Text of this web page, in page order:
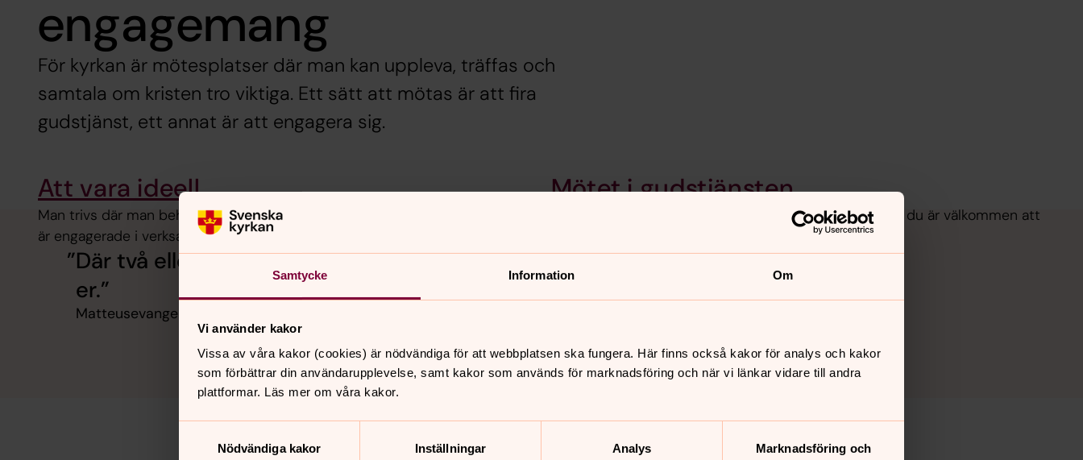
Samtycke Information Om
Vi använder kakor
Vissa av våra kakor (cookies) är nödvändiga för att webbplatsen ska fungera. Här finns också kakor för analys och kakor
som förbättrar din användarupplevelse, samt kakor som används för marknadsföring och när vi länkar vidare till andra
plattformar. Läs mer om våra kakor.
Nödvändiga kakor
Inställningar Analys
Marknadsföring och
engagemang
För kyrkan är mötesplatser där man kan uppleva, träffas och
samtala om kristen tro viktiga. Ett sätt att mötas är att fira
gudstjänst, ett annat är att engagera sig.
Att vara ideell
Man trivs där man behövs. I Grava församling finns det många ideella som
är engagerade i verksamheten på olika sätt.
Mötet i gudstjänsten
Varje söndag firas det gudstjänst runt om i landet och du är välkommen att
Där två eller tre är församlade finns jag mitt ibland
er.
Matteusevangeliet 18:20